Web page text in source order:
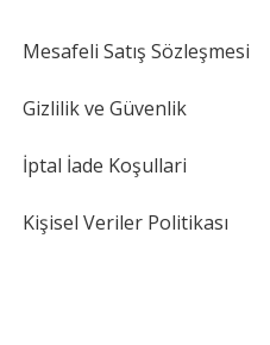
Mesafeli Satış Sözleşmesi
Gizlilik ve Güvenlik
İptal İade Koşullari
Kişisel Veriler Politikası